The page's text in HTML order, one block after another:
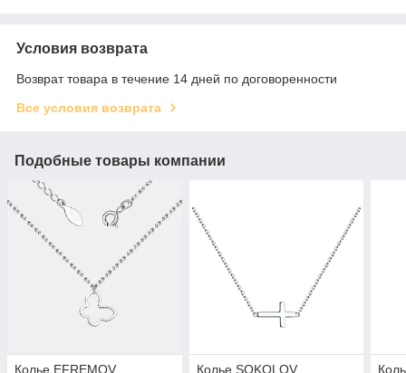
Условия возврата
Возврат товара в течение 14 дней по договоренности
Все условия возврата
Подобные товары компании
Колье EFREMOV
Колье SOKOLOV